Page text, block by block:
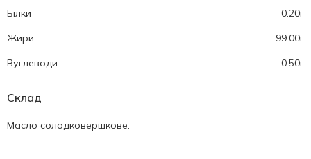
Білки
0.20г
Жири
99.00г
Вуглеводи
0.50г
Склад
Масло солодковершкове.